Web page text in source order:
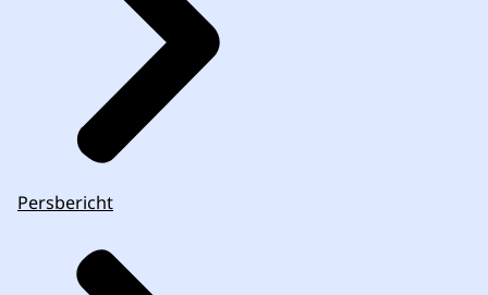
Persbericht